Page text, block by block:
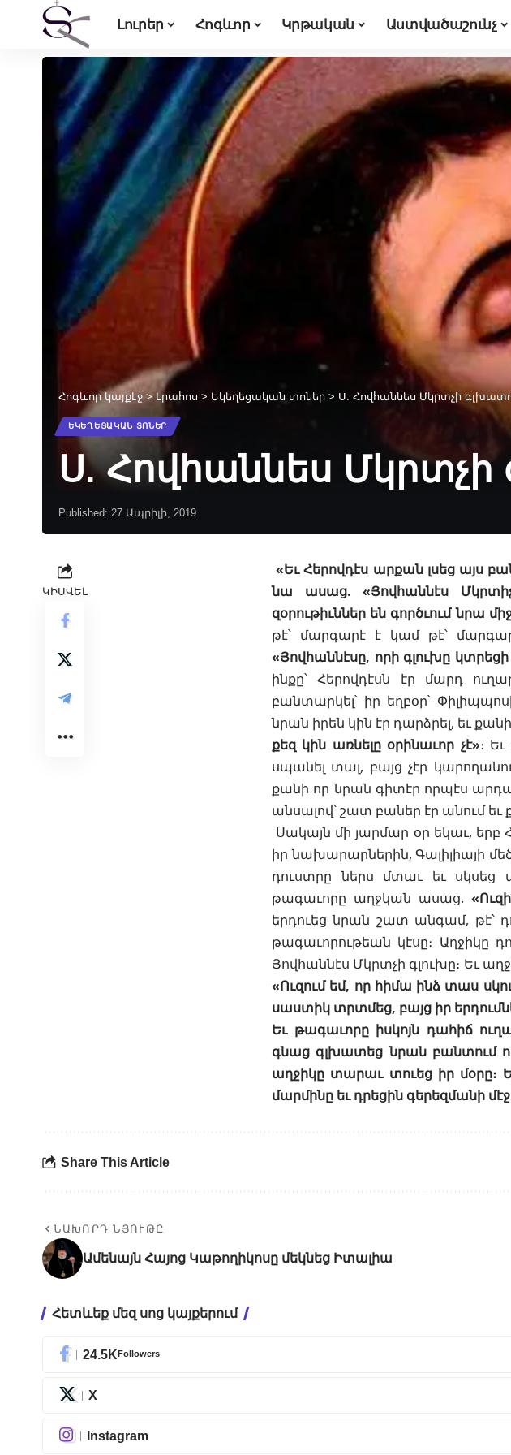
Լուրեր Հոգևոր Կրթական Աստվածաշունչ
Հոգևոր կայքէջ > Լրահոս > Եկեղեցական տոներ > Ս. Հովհաննես Մկրտչի
ԵԿԵՂԵՑԱԿԱՆ ՏՈՆԵՐ
Ս. Հովհաննես Մկրտչի
Published: 27 Ապրիլի, 2019
ԿԻՍՎԵԼ
«Եւ Հերովդէս արքան լսեց այս
նա ասաց. «Յովհաննէս
զօրութիւններ են գործւում նրա
թէ՝ մարգարէէ կամ թէ՝
«Յովհաննէսը, որի գլուխը կտրեցի
ինքը՝ Հերովդէսն էր մարդ
բանտարկել՝ իր եղբօր՝
նրան իրեն կին էր դարձրել, եւ
քեզ կին առնելը օրինաւոր չէ»։
սպանել տալ, բայց չէր
քանի որ նրան գիտէր որպէս
անսալով՝ շատ բաներ էր անում եւ
Սակայն մի յարմար օր եկաւ, երբ
իր նախարարներին, Գալիլիայի
դուստրը ներս մտաւ եւ սկսեց
թագաւորը աղջկան ասաց.
երդուեց նրան շատ անգամ, թէ՝
թագաւորութեան կէսը։ Աղջիկը
Յովհաննէս Մկրտչի գլուխը։ Եւ
«Ուզում եմ, որ հիմա ինձ տաս
սաստիկ տրտմեց, բայց իր
Եւ թագաւորը իսկոյն դահիճ
գնաց գլխատեց նրան բանտում
աղջիկը տարաւ տուեց իր մօրը։
մարմինը եւ դրեցին գերեզմանի
Share This Article
ՆԱԽՈՐԴ ՆՅՈՒԹԸ
Ամենայն Հայոց Կաթողիկոսը մեկնեց Իտալիա
Հետևեք մեզ սոց կայքերում
24.5KFollowers
X
Instagram